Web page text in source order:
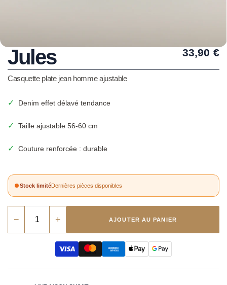
Jules 33,90 €
Casquette plate jean homme ajustable
✓ Denim effet délavé tendance
✓ Taille ajustable 56-60 cm
✓ Couture renforcée : durable
Stock limitéDernières pièces disponibles
− + AJOUTER AU PANIER